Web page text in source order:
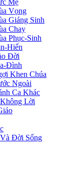
Mẹ
Vọng
Giáng Sinh
Chay
Phục-Sinh
Hiến
Đời
Đình
Khen Chúa
Ngoài
Ca Khác
Lời
Đời Sống